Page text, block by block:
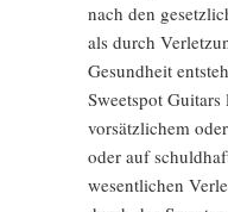
nach den
als durch
Gesundheit
Sweetspot
vorsätzlichem
oder auf
wesentlichen